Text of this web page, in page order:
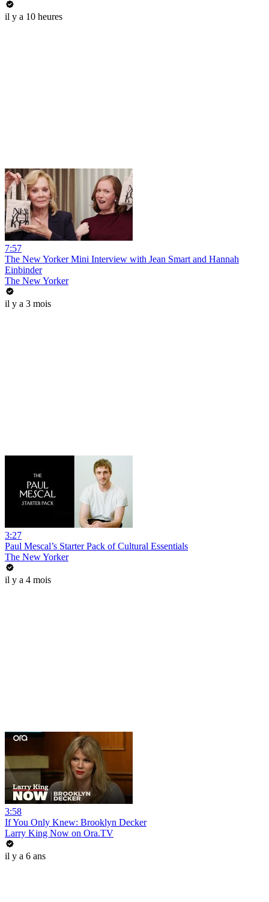
il y a 10 heures
7:57
The New Yorker Mini Interview with Jean Smart and Hannah
Einbinder
The New Yorker
il y a 3 mois
3:27
Paul Mescal’s Starter Pack of Cultural Essentials
The New Yorker
il y a 4 mois
3:58
If You Only Knew: Brooklyn Decker
Larry King Now on Ora.TV
il y a 6 ans